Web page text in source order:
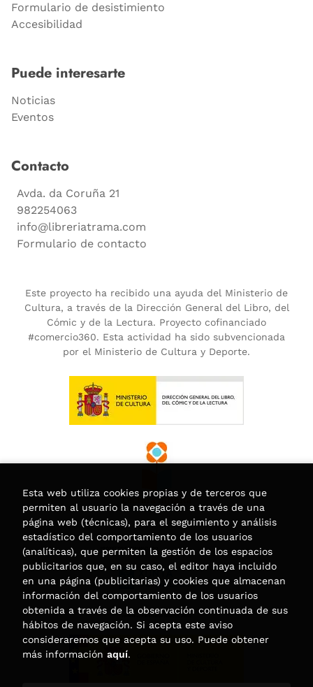
Formulario de desistimiento
Accesibilidad
Puede interesarte
Noticias
Eventos
Contacto
Avda. da Coruña 21
982254063
info@libreriatrama.com
Formulario de contacto
Este proyecto ha recibido una ayuda del Ministerio de
Cultura, a través de la Dirección General del Libro, del
Cómic y de la Lectura. Proyecto cofinanciado
#comercio360. Esta actividad ha sido subvencionada
por el Ministerio de Cultura y Deporte.
Esta web utiliza cookies propias y de terceros que
permiten al usuario la navegación a través de una
página web (técnicas), para el seguimiento y análisis
estadístico del comportamiento de los usuarios
(analíticas), que permiten la gestión de los espacios
publicitarios que, en su caso, el editor haya incluido
en una página (publicitarias) y cookies que almacenan
información del comportamiento de los usuarios
obtenida a través de la observación continuada de sus
hábitos de navegación. Si acepta este aviso
consideraremos que acepta su uso. Puede obtener
más información aquí.